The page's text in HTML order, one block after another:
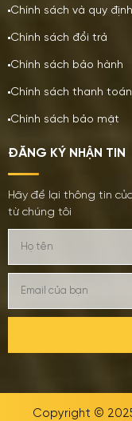
Chính sách và quy
Chính sách đổi trả
Chính sách bảo hành
Chính sách thanh toán
Chính sách bảo mật
ĐĂNG KÝ NHẬN TIN
Hãy để lại thông tin
từ chúng tôi
Copyright ©